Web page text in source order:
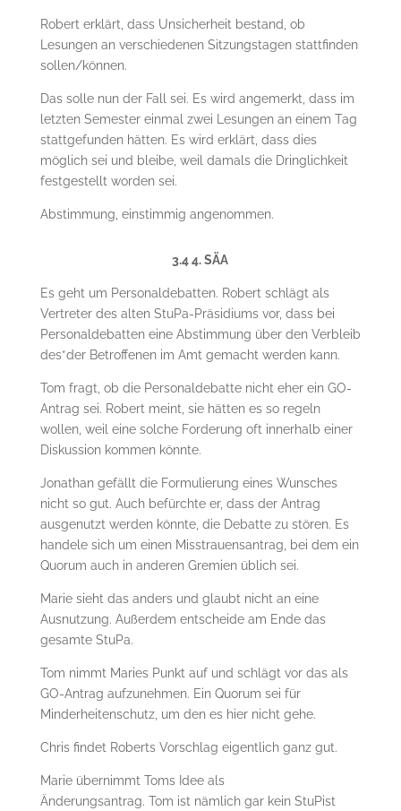
Robert erklärt, dass Unsicherheit bestand, ob
Lesungen an verschiedenen Sitzungstagen stattfinden
sollen/können.
Das solle nun der Fall sei. Es wird angemerkt, dass im
letzten Semester einmal zwei Lesungen an einem Tag
stattgefunden hätten. Es wird erklärt, dass dies
möglich sei und bleibe, weil damals die Dringlichkeit
festgestellt worden sei.
Abstimmung, einstimmig angenommen.
3.4 4. SÄA
Es geht um Personaldebatten. Robert schlägt als
Vertreter des alten StuPa-Präsidiums vor, dass bei
Personaldebatten eine Abstimmung über den Verbleib
des*der Betroffenen im Amt gemacht werden kann.
Tom fragt, ob die Personaldebatte nicht eher ein GO-
Antrag sei. Robert meint, sie hätten es so regeln
wollen, weil eine solche Forderung oft innerhalb einer
Diskussion kommen könnte.
Jonathan gefällt die Formulierung eines Wunsches
nicht so gut. Auch befürchte er, dass der Antrag
ausgenutzt werden könnte, die Debatte zu stören. Es
handele sich um einen Misstrauensantrag, bei dem ein
Quorum auch in anderen Gremien üblich sei.
Marie sieht das anders und glaubt nicht an eine
Ausnutzung. Außerdem entscheide am Ende das
gesamte StuPa.
Tom nimmt Maries Punkt auf und schlägt vor das als
GO-Antrag aufzunehmen. Ein Quorum sei für
Minderheitenschutz, um den es hier nicht gehe.
Chris findet Roberts Vorschlag eigentlich ganz gut.
Marie übernimmt Toms Idee als
Änderungsantrag. Tom ist nämlich gar kein StuPist